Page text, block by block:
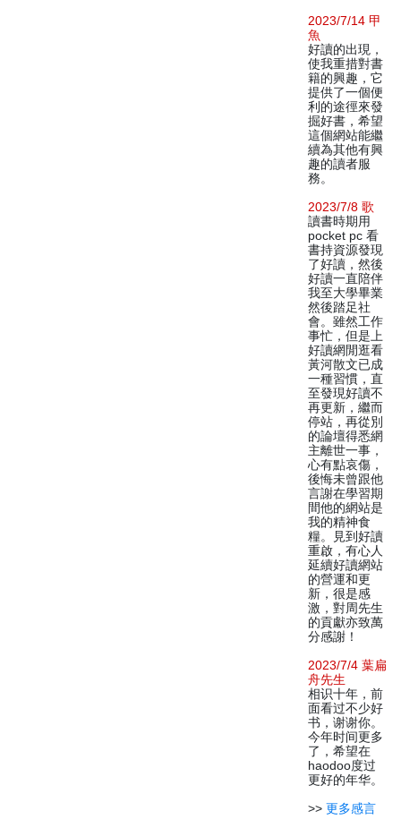
2023/7/14 甲
魚
好讀的出現，
使我重措對書
籍的興趣，它
提供了一個便
利的途徑來發
掘好書，希望
這個網站能繼
續為其他有興
趣的讀者服
務。
2023/7/8 歌
讀書時期用
pocket pc 看
書持資源發現
了好讀，然後
好讀一直陪伴
我至大學畢業
然後踏足社
會。雖然工作
事忙，但是上
好讀網閒逛看
黃河散文已成
一種習慣，直
至發現好讀不
再更新，繼而
停站，再從別
的論壇得悉網
主離世一事，
心有點哀傷，
後悔未曾跟他
言謝在學習期
間他的網站是
我的精神食
糧。見到好讀
重啟，有心人
延續好讀網站
的營運和更
新，很是感
激，對周先生
的貢獻亦致萬
分感謝！
2023/7/4 葉扁
舟先生
相识十年，前
面看过不少好
书，谢谢你。
今年时间更多
了，希望在
haodoo度过
更好的年华。
>> 更多感言